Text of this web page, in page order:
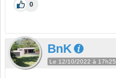
0
BnK
Le 12/10/2022 à 17h25